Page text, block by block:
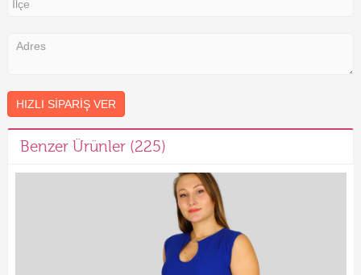
HIZLI SIPARIŞ VER
Benzer Ürünler (225)